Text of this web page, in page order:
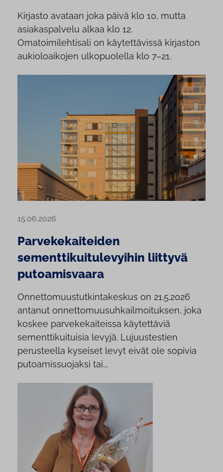
Kirjasto avataan joka päivä klo 10, mutta
asiakaspalvelu alkaa klo 12.
Omatoimilehtisali on käytettävissä kirjaston
aukioloaikojen ulkopuolella klo 7–21.
15.06.2026
Parvekekaiteiden
sementtikuitulevyihin liittyvä
putoamisvaara
Onnettomuustutkintakeskus on 21.5.2026
antanut onnettomuusuhkailmoituksen, joka
koskee parvekekaiteissa käytettäviä
sementtikuituisia levyjä. Lujuustestien
perusteella kyseiset levyt eivät ole sopivia
putoamissuojaksi tai...